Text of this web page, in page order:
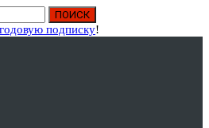
подписку!